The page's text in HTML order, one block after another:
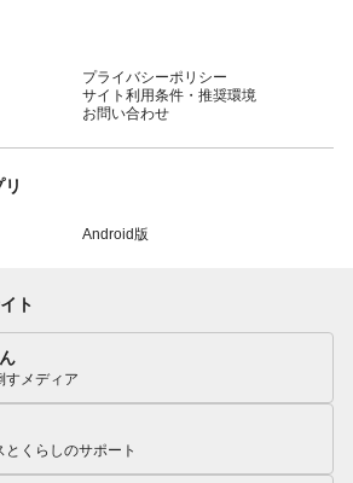
プライバシーポリシー
サイト利用条件・推奨環境
お問い合わせ
Android版
ト
すメディア
くらしのサポート